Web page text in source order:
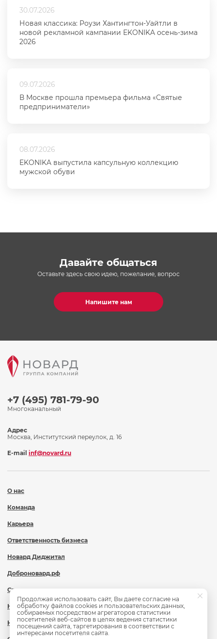
30.07.2026
Новая классика: Роузи Хантингтон-Уайтли в
новой рекламной кампании EKONIKA осень-зима
2026
09.07.2026
В Москве прошла премьера фильма «Святые
предприниматели»
08.07.2026
EKONIKA выпустила капсульную коллекцию
мужской обуви
Давайте общаться
Оставьте здесь свою идею, пожелание, вопрос
Напишите нам
+7 (495) 781-79-90
Многоканальный
О нас
Команда
Карьера
Ответственность бизнеса
Новард Диджитал
Доброновард.рф
Статьи
Новости
Контакты
Адрес
Москва, Институтский переулок, д. 16
E-mail inf@novard.ru
Продолжая использовать сайт, Вы даете согласие на
обработку файлов cookies и пользовательских данных,
собираемых посредством агрегаторов статистики
посетителей веб-сайтов в целях ведения статистики
посещений сайта, таргетирования в соответствии с
интересами посетителя сайта.